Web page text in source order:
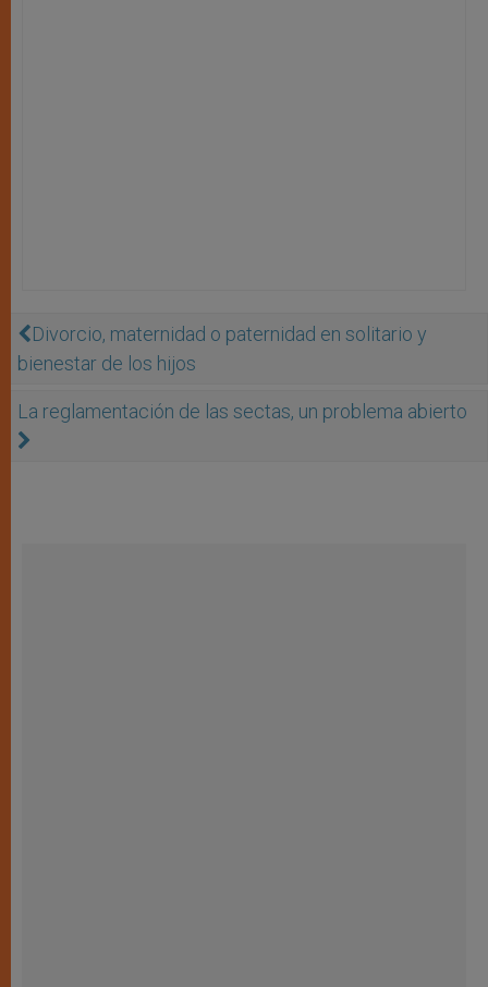
Divorcio, maternidad o paternidad en solitario y
bienestar de los hijos
La reglamentación de las sectas, un problema abierto